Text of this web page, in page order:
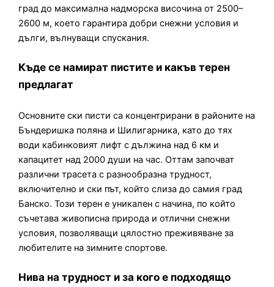
град до максимална надморска височина от 2500–
2600 м, което гарантира добри снежни условия и
дълги, вълнуващи спускания.
Къде се намират пистите и какъв терен
предлагат
Основните ски писти са концентрирани в районите на
Бъндеришка поляна и Шилигарника, като до тях
води кабинковият лифт с дължина над 6 км и
капацитет над 2000 души на час. Оттам започват
различни трасета с разнообразна трудност,
включително и ски път, който слиза до самия град
Банско. Този терен е уникален с начина, по който
съчетава живописна природа и отлични снежни
условия, позволяващи цялостно преживяване за
любителите на зимните спортове.
Нива на трудност и за кого е подходящо